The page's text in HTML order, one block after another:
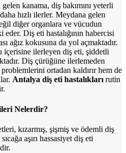
kanama, diş bakımını yeterli
hızlı ilerler. Meydana gelen
diğer organlara ve vücudun
Diş eti hastalığının habercisi
ağız kokusuna da yol açmaktadır.
içerisine ilerleyen diş eti, şiddetli
Diş çürüğüne ilerlemeden
ortadan kaldırır hem de
Antalya diş eti hastalıkları rutin
Nelerdir?
kızarmış, şişmiş ve ödemli diş
aşırı hassasiyet diş eti